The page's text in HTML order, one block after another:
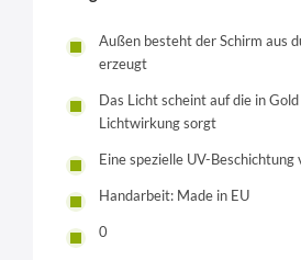
Außen besteht der Schirm aus
erzeugt
Das Licht scheint auf die in
Lichtwirkung sorgt
Eine spezielle UV-
Handarbeit: Made in EU
0